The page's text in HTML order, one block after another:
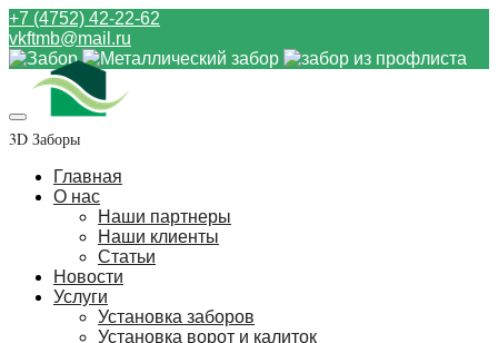
+7 (4752) 42-22-62
vkftmb@mail.ru
3D Заборы
Главная
О нас
Наши партнеры
Наши клиенты
Статьи
Новости
Услуги
Установка заборов
Установка ворот и калиток